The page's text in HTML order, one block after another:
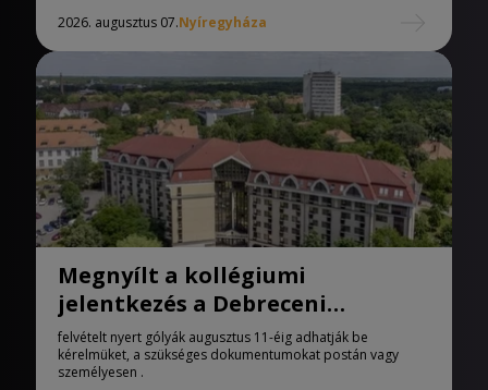
2026. augusztus 07.Nyíregyháza
Megnyílt a kollégiumi
jelentkezés a Debreceni
Egyetemen
felvételt nyert gólyák augusztus 11-éig adhatják be
kérelmüket, a szükséges dokumentumokat postán vagy
személyesen .